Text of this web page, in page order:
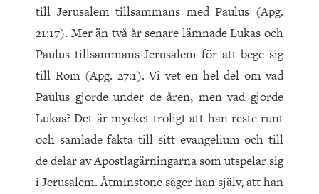
till Jerusalem tillsammans med Paulus (Apg.
21:17). Mer än två år senare lämnade Lukas och
Paulus tillsammans Jerusalem för att bege sig
till Rom (Apg. 27:1). Vi vet en hel del om vad
Paulus gjorde under de åren, men vad gjorde
Lukas? Det är mycket troligt att han reste runt
och samlade fakta till sitt evangelium och till
de delar av Apostlagärningarna som utspelar sig
i Jerusalem. Åtminstone säger han själv, att han